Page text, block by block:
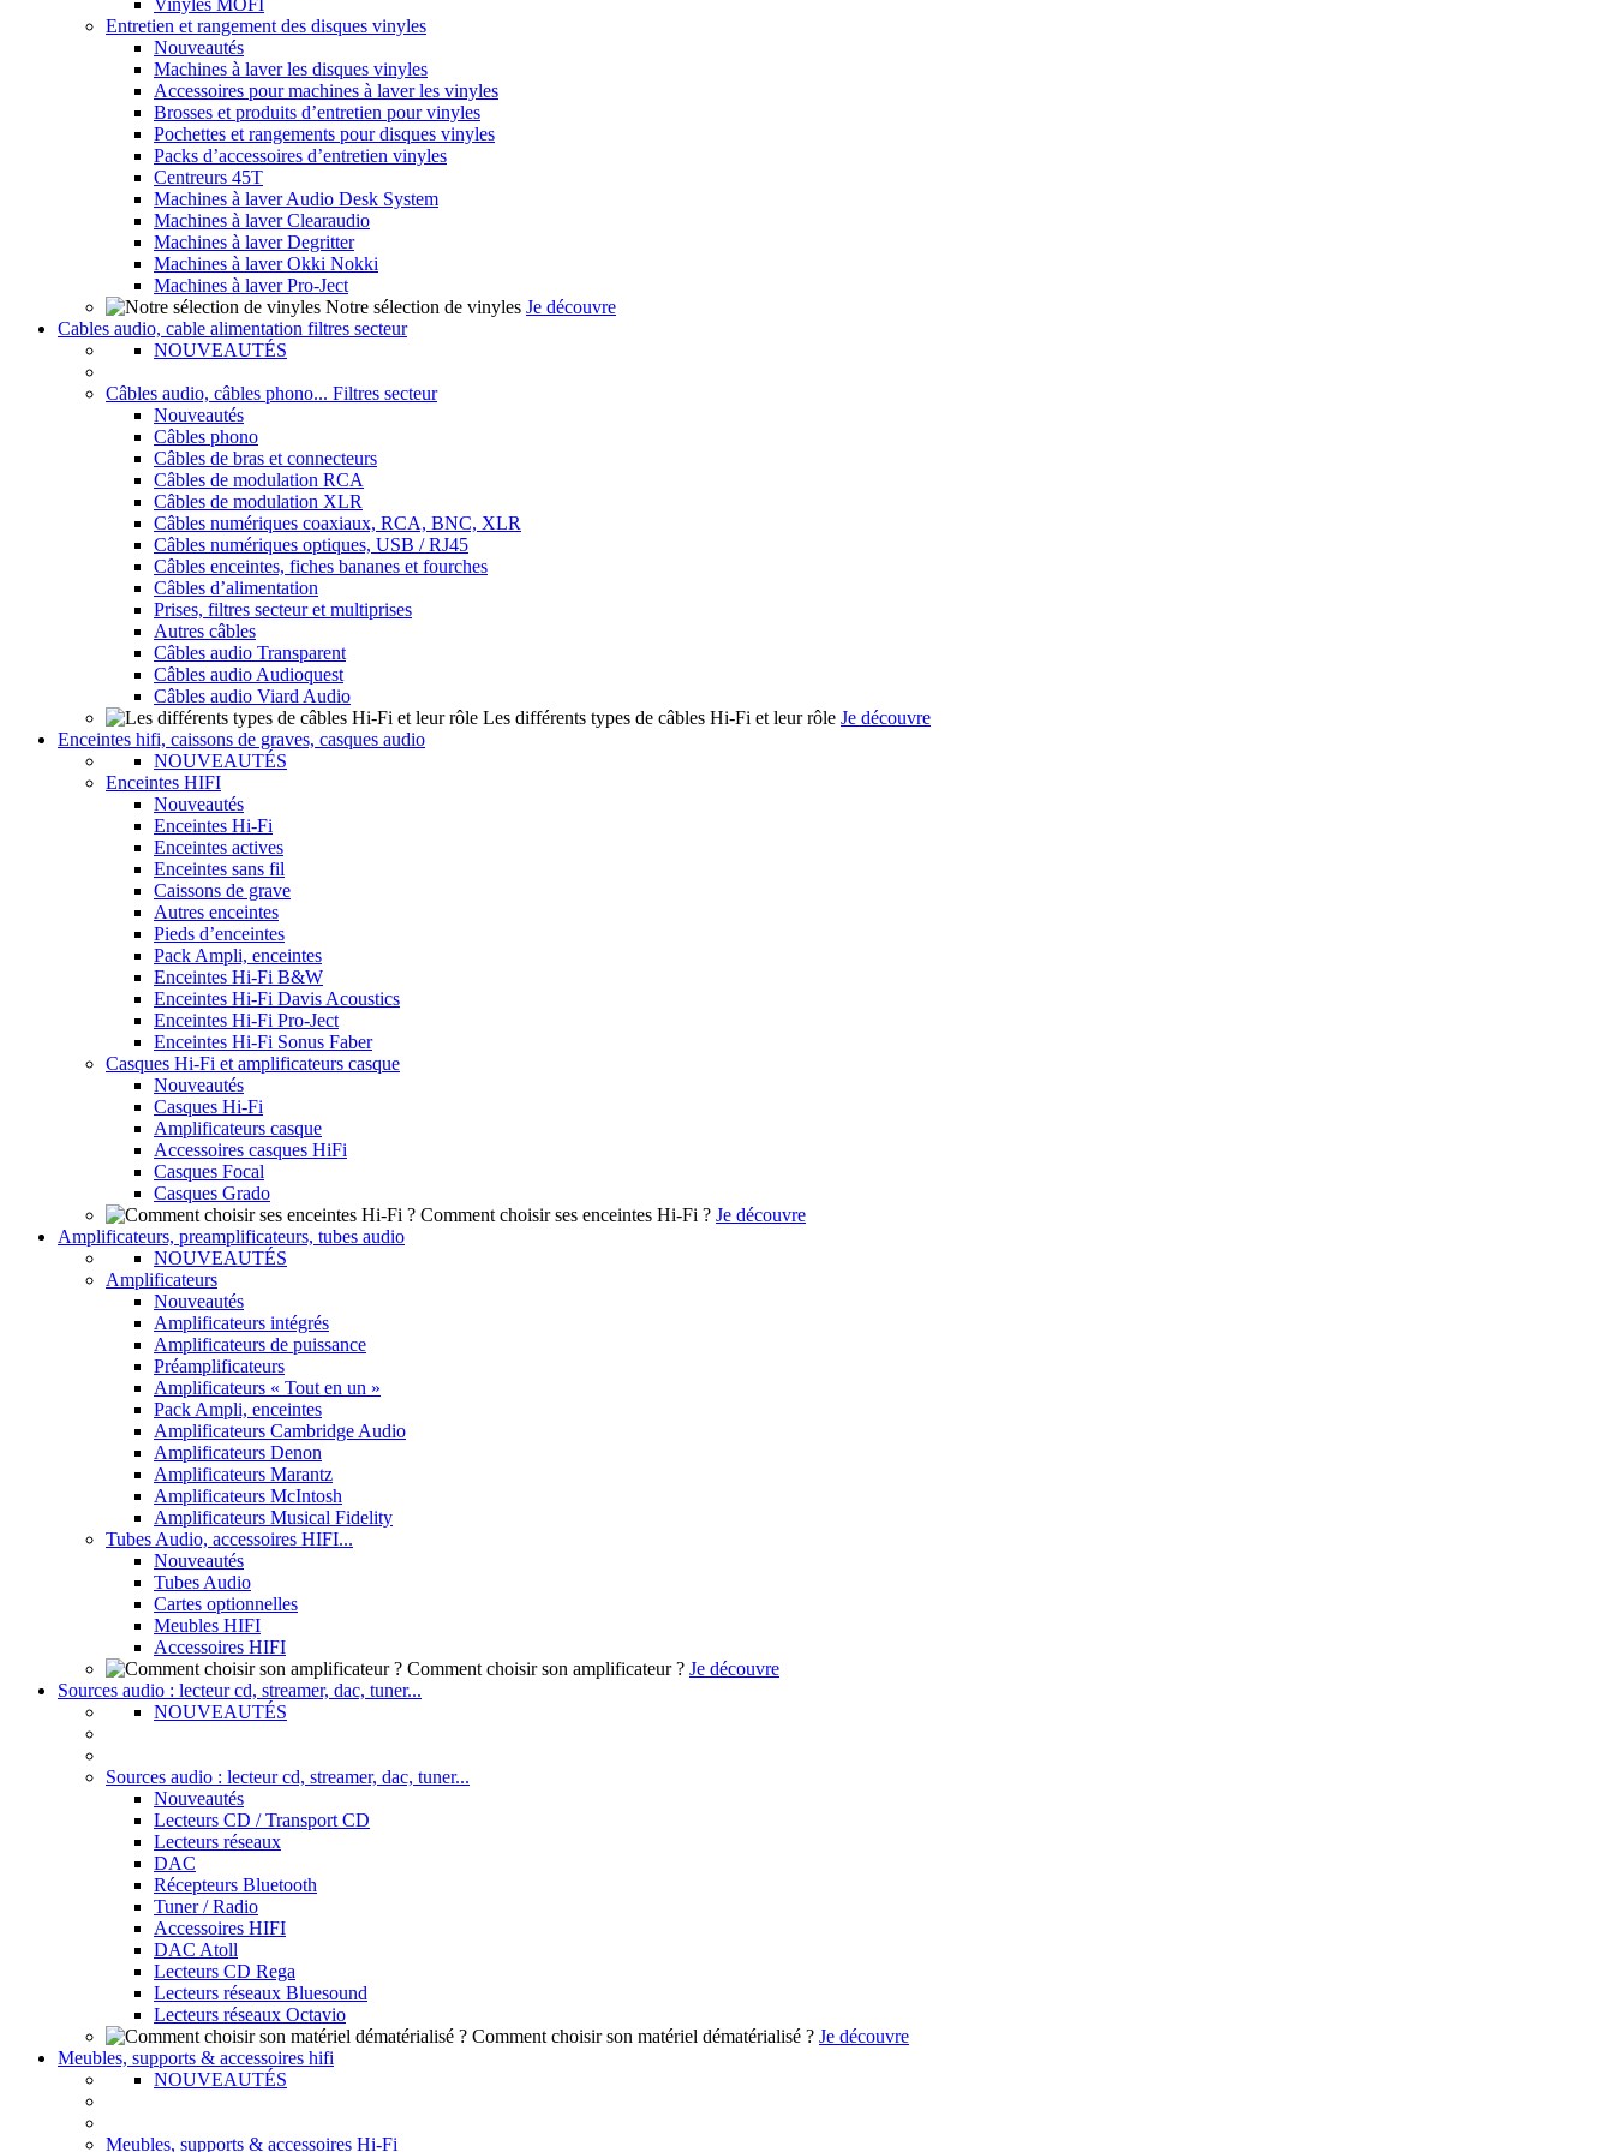
Vinyles MOFI
Entretien et rangement des disques vinyles
Nouveautés
Machines à laver les disques vinyles
Accessoires pour machines à laver les vinyles
Brosses et produits d’entretien pour vinyles
Pochettes et rangements pour disques vinyles
Packs d’accessoires d’entretien vinyles
Centreurs 45T
Machines à laver Audio Desk System
Machines à laver Clearaudio
Machines à laver Degritter
Machines à laver Okki Nokki
Machines à laver Pro-Ject
Notre sélection de vinyles Je découvre
Cables audio, cable alimentation filtres secteur
NOUVEAUTÉS
Câbles audio, câbles phono... Filtres secteur
Nouveautés
Câbles phono
Câbles de bras et connecteurs
Câbles de modulation RCA
Câbles de modulation XLR
Câbles numériques coaxiaux, RCA, BNC, XLR
Câbles numériques optiques, USB / RJ45
Câbles enceintes, fiches bananes et fourches
Câbles d’alimentation
Prises, filtres secteur et multiprises
Autres câbles
Câbles audio Transparent
Câbles audio Audioquest
Câbles audio Viard Audio
Les différents types de câbles Hi-Fi et leur rôle Je découvre
Enceintes hifi, caissons de graves, casques audio
NOUVEAUTÉS
Enceintes HIFI
Nouveautés
Enceintes Hi-Fi
Enceintes actives
Enceintes sans fil
Caissons de grave
Autres enceintes
Pieds d’enceintes
Pack Ampli, enceintes
Enceintes Hi-Fi B&W
Enceintes Hi-Fi Davis Acoustics
Enceintes Hi-Fi Pro-Ject
Enceintes Hi-Fi Sonus Faber
Casques Hi-Fi et amplificateurs casque
Nouveautés
Casques Hi-Fi
Amplificateurs casque
Accessoires casques HiFi
Casques Focal
Casques Grado
Comment choisir ses enceintes Hi-Fi ? Je découvre
Amplificateurs, preamplificateurs, tubes audio
NOUVEAUTÉS
Amplificateurs
Nouveautés
Amplificateurs intégrés
Amplificateurs de puissance
Préamplificateurs
Amplificateurs « Tout en un »
Pack Ampli, enceintes
Amplificateurs Cambridge Audio
Amplificateurs Denon
Amplificateurs Marantz
Amplificateurs McIntosh
Amplificateurs Musical Fidelity
Tubes Audio, accessoires HIFI...
Nouveautés
Tubes Audio
Cartes optionnelles
Meubles HIFI
Accessoires HIFI
Comment choisir son amplificateur ? Je découvre
Sources audio : lecteur cd, streamer, dac, tuner...
NOUVEAUTÉS
Sources audio : lecteur cd, streamer, dac, tuner...
Nouveautés
Lecteurs CD / Transport CD
Lecteurs réseaux
DAC
Récepteurs Bluetooth
Tuner / Radio
Accessoires HIFI
DAC Atoll
Lecteurs CD Rega
Lecteurs réseaux Bluesound
Lecteurs réseaux Octavio
Comment choisir son matériel dématérialisé ? Je découvre
Meubles, supports & accessoires hifi
NOUVEAUTÉS
Meubles, supports & accessoires Hi-Fi